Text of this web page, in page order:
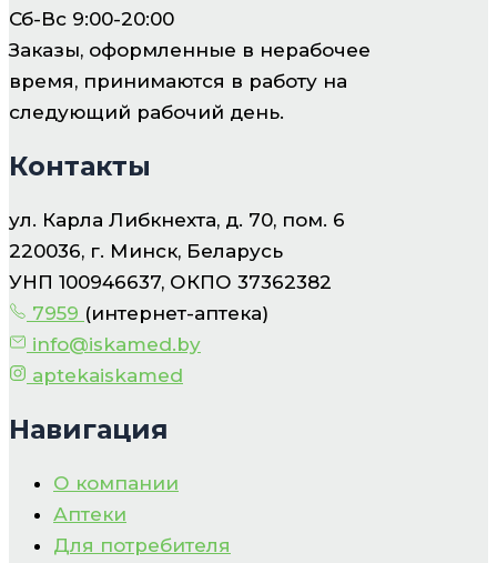
Сб-Вс 9:00-20:00
Заказы, оформленные в нерабочее
время, принимаются в работу на
следующий рабочий день.
Контакты
ул. Карла Либкнехта, д. 70, пом. 6
220036, г. Минск, Беларусь
УНП 100946637, ОКПО 37362382
7959 (интернет-аптека)
info@iskamed.by
aptekaiskamed
Навигация
О компании
Аптеки
Для потребителя